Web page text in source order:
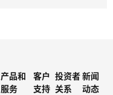
产品和
服务
客户
支持
投资者
关系
新闻
动态